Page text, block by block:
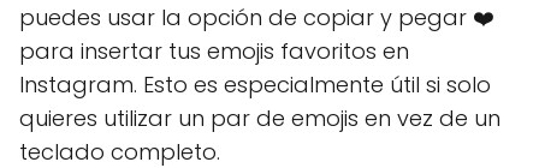
puedes usar la opción de copiar y pegar ❤️
para insertar tus emojis favoritos en
Instagram. Esto es especialmente útil si solo
quieres utilizar un par de emojis en vez de un
teclado completo.